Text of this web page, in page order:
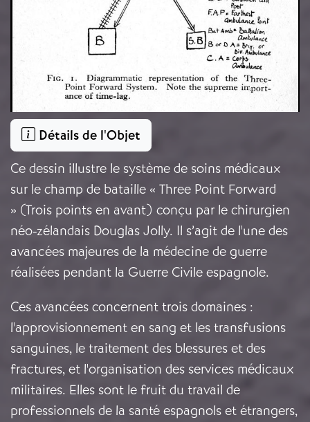
Détails de l'Objet
Ce dessin illustre le système de soins médicaux
sur le champ de bataille « Three Point Forward
» (Trois points en avant) conçu par le chirurgien
néo-zélandais Douglas Jolly. Il s’agit de l'une des
avancées majeures de la médecine de guerre
réalisées pendant la Guerre Civile espagnole.
Ces avancées concernent trois domaines :
l'approvisionnement en sang et les transfusions
sanguines, le traitement des blessures et des
fractures, et l'organisation des services médicaux
militaires. Elles sont le fruit du travail de
professionnels de la santé espagnols et étrangers,